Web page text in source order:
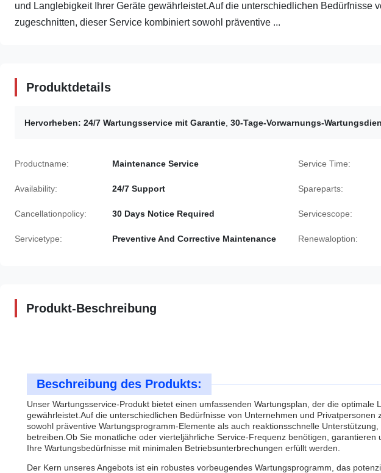
und Langlebigkeit Ihrer Geräte gewährleistet.Auf die unterschiedlichen Bedürfnisse
zugeschnitten, dieser Service kombiniert sowohl präventive ...
Produktdetails
Hervorheben: 24/7 Wartungsservice mit Garantie 30-Tage-Vorwarnungs-
Productname: Maintenance Service Service Time:
Availability: 24/7 Support Spareparts:
Cancellationpolicy: 30 Days Notice Required Servicescope:
Servicetype: Preventive And Corrective Maintenance Renewaloption:
Produkt-Beschreibung
Beschreibung des Produkts:
Unser Wartungsservice-Produkt bietet einen umfassenden Wartungsplan, der die optimale
gewährleistet.Auf die unterschiedlichen Bedürfnisse von Unternehmen und Privatpersonen
sowohl präventive Wartungsprogramm-Elemente als auch reaktionsschnelle
betreiben.Ob Sie monatliche oder vierteljährliche Service-Frequenz benötigen,
Ihre Wartungsbedürfnisse mit minimalen Betriebsunterbrechungen erfüllt werden.
Der Kern unseres Angebots ist ein robustes vorbeugendes Wartungsprogramm, das